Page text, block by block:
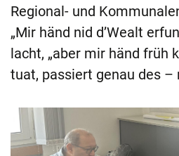
Regional- und
„Mir händ nid d’Wealt
lacht, „aber mir händ früh
tuat, passiert genau des –